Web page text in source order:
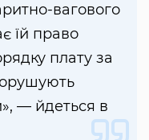
вагового
їй право
плату за
— йдеться в